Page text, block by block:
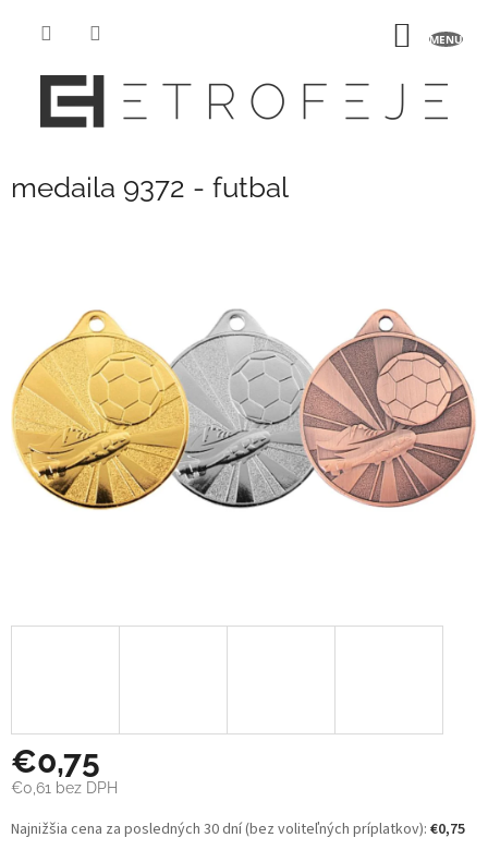
medaila 9372 - futbal
€0,75
€0,61 bez DPH
Jednotková
cena:
Najnižšia cena za posledných 30 dní (bez voliteľných príplatkov): €0,75